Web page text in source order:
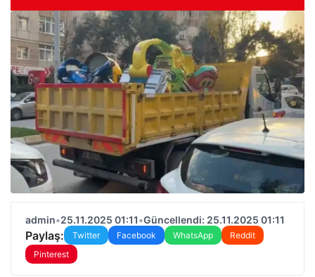
admin•25.11.2025 01:11•Güncellendi: 25.11.2025 01:11
Paylaş: Twitter Facebook WhatsApp
Reddit
Pinterest